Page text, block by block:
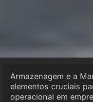
Armazenagem e a
elementos cruciais
operacional em